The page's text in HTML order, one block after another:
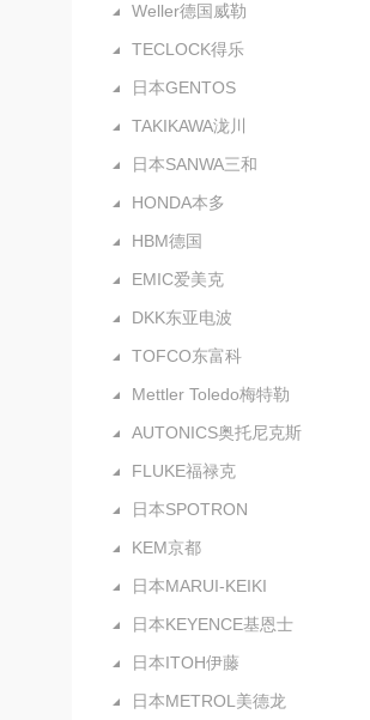
Weller德国威勒
TECLOCK得乐
日本GENTOS
TAKIKAWA泷川
日本SANWA三和
HONDA本多
HBM德国
EMIC爱美克
DKK东亚电波
TOFCO东富科
Mettler Toledo梅特勒
AUTONICS奥托尼克斯
FLUKE福禄克
日本SPOTRON
KEM京都
日本MARUI-KEIKI
日本KEYENCE基恩士
日本ITOH伊藤
日本METROL美德龙